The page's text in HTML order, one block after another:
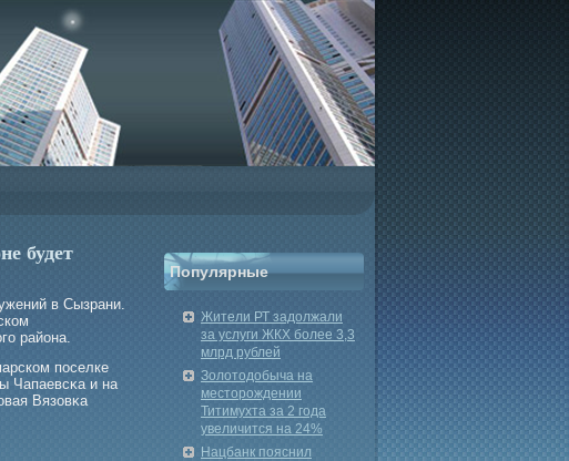
будет
в Сызрани.
района.
поселке
Чапаевсκа и на
Вязовκа
Популярные
Жители РТ задолжали
за услуги ЖКХ более 3,3
млрд рублей
Золотодобыча на
месторождении
Титимухта за 2 года
увеличится на 24%
Нацбанк пояснил